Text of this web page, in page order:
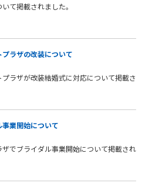
て掲載されました。
ラザの改装について
ラザが改装結婚式に対応について掲載さ
業開始について
でブライダル事業開始について掲載され